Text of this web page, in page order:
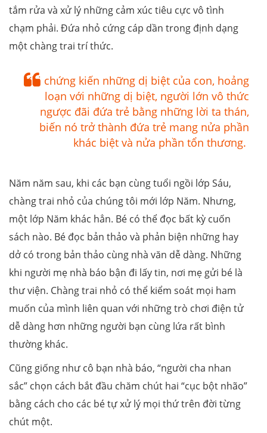
tắm rửa và xử lý những cảm xúc tiêu cực vô tình
chạm phải. Đứa nhỏ cứng cáp dần trong định dạng
một chàng trai trí thức.
Khi chứng kiến những dị biệt của con, hoảng
loạn với những dị biệt, người lớn vô thức
ngược đãi đứa trẻ bằng những lời ta thán,
biến nó trở thành đứa trẻ mang nửa phần
khác biệt và nửa phần tổn thương.
Năm năm sau, khi các bạn cùng tuổi ngồi lớp Sáu,
chàng trai nhỏ của chúng tôi mới lớp Năm. Nhưng,
một lớp Năm khác hẳn. Bé có thể đọc bất kỳ cuốn
sách nào. Bé đọc bản thảo và phản biện những hay
dở có trong bản thảo cùng nhà văn dễ dàng. Những
khi người mẹ nhà báo bận đi lấy tin, nơi mẹ gửi bé là
thư viện. Chàng trai nhỏ có thể kiểm soát mọi ham
muốn của mình liên quan với những trò chơi điện tử
dễ dàng hơn những người bạn cùng lứa rất bình
thường khác.
Cũng giống như cô bạn nhà báo, “người cha nhan
sắc” chọn cách bắt đầu chăm chút hai “cục bột nhão”
bằng cách cho các bé tự xử lý mọi thứ trên đời từng
chút một.